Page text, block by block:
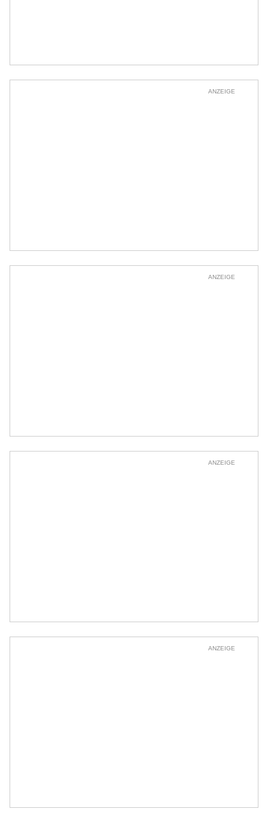
ANZEIGE
ANZEIGE
ANZEIGE
ANZEIGE